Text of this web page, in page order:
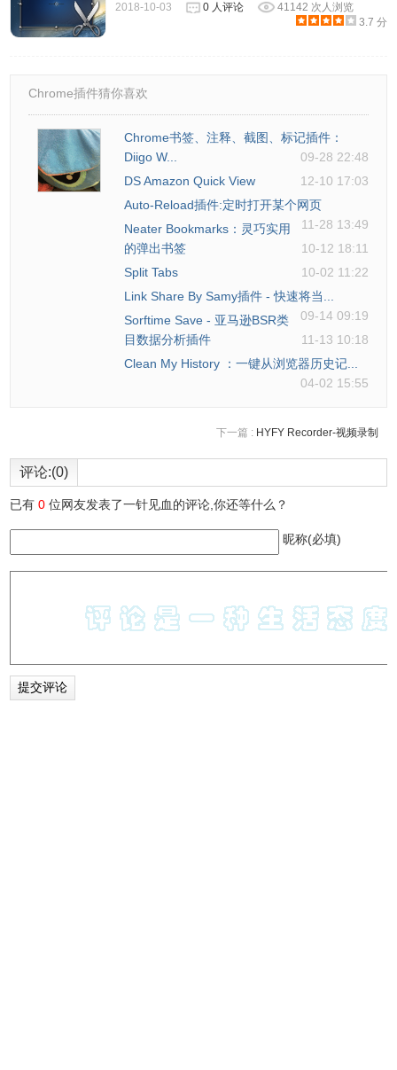
2018-10-03 0 人评论
41142 次人浏览
3.7 分
Chrome插件猜你喜欢
Chrome书签、注释、截图、标记插件：
Diigo W...
09-28 22:48
DS Amazon Quick View
12-10 17:03
Auto-Reload插件:定时打开某个网页
11-28 13:49
Neater Bookmarks：灵巧实用
的弹出书签
10-12 18:11
Split Tabs
10-02 11:22
Link Share By Samy插件 - 快速将当...
09-14 09:19
Sorftime Save - 亚马逊BSR类
目数据分析插件
11-13 10:18
Clean My History ：一键从浏览器历史记...
04-02 15:55
下一篇 : HYFY Recorder-视频录制
评论:(0)
已有0 位网友发表了一针见血的评论,你还等什么？
昵称(必填)